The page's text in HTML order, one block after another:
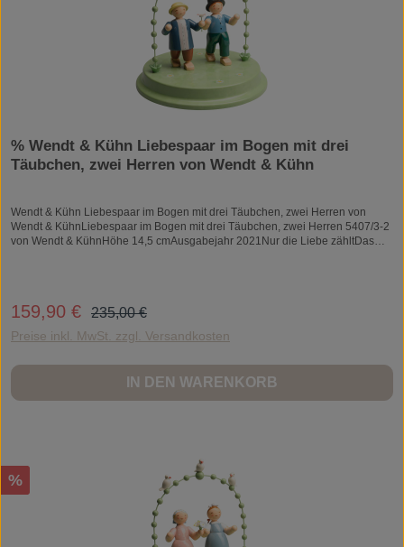
% Wendt & Kühn Liebespaar im Bogen mit drei
Täubchen, zwei Herren von Wendt & Kühn
Wendt & Kühn Liebespaar im Bogen mit drei Täubchen, zwei Herren von
Wendt & KühnLiebespaar im Bogen mit drei Täubchen, zwei Herren 5407/3-2
von Wendt & KühnHöhe 14,5 cmAusgabejahr 2021Nur die Liebe zähltDas
Menschen ihre Liebe feiern.Eine Liebe, die so bunt und facettenreich ist wie
Verkaufspreis:
159,90 € Regulärer Preis:
235,00 €
Preise inkl. MwSt. zzgl. Versandkosten
IN DEN WARENKORB
Rabatt
%